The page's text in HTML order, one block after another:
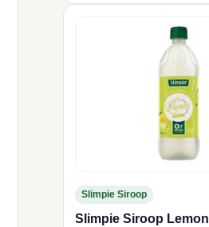
Slimpie Siroop
Slimpie Siroop Lemon